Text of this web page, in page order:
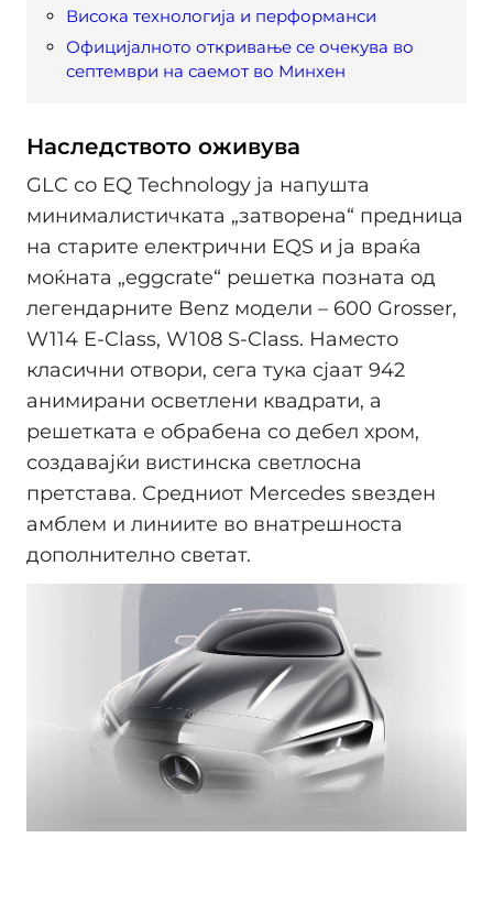
Висока технологија и перформанси
Официјалното откривање се очекува во
септември на саемот во Минхен
Наследството оживува
GLC со EQ Technology ја напушта
минималистичката „затворена“ предница
на старите електрични EQS и ја враќа
моќната „eggcrate“ решетка позната од
легендарните Benz модели – 600 Grosser,
W114 E-Class, W108 S-Class. Наместо
класични отвори, сега тука сјаат 942
анимирани осветлени квадрати, а
решетката е обрабена со дебел хром,
создавајќи вистинска светлосна
претстава. Средниот Mercedes ѕвезден
амблем и линиите во внатрешноста
дополнително светат.